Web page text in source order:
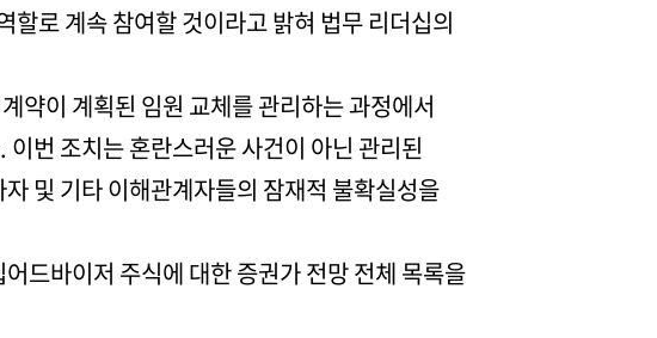
로 계속 참여할 것이라고 밝혀 법무 리더십의
약이 계획된 임원 교체를 관리하는 과정에서
번 조치는 혼란스러운 사건이 아닌 관리된
및 기타 이해관계자들의 잠재적 불확실성을
드바이저 주식에 대한 증권가 전망 전체 목록을